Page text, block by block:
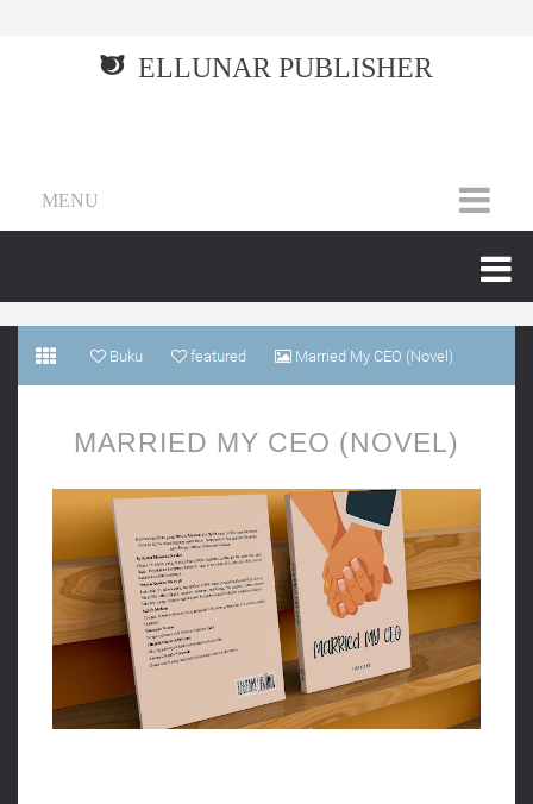
ELLUNAR PUBLISHER
MENU
Buku featured Married My CEO (Novel)
MARRIED MY CEO (NOVEL)